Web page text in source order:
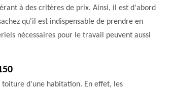
à des critères de prix. Ainsi, il est d'abord
qu'il est indispensable de prendre en
nécessaires pour le travail peuvent aussi
toiture d'une habitation. En effet, les